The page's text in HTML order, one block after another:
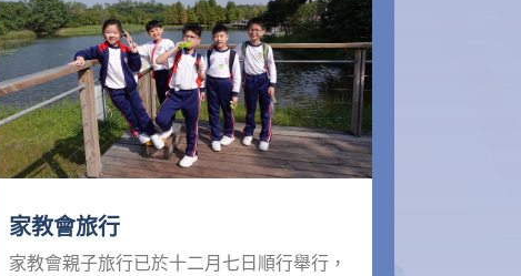
家教會旅行
家教會親子旅行已於十二月七日順行舉行，